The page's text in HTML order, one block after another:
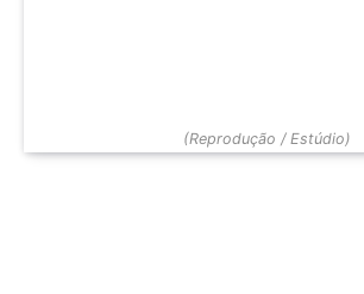
(Reprodução / Estúdio)